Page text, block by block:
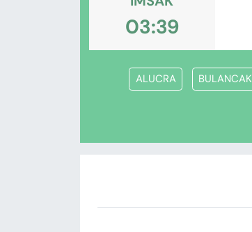
03:39
ALUCRA BULANCAK